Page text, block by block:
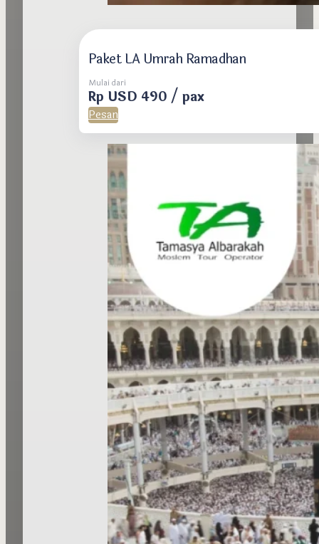
Paket LA Umrah Ramadhan
Mulai dari
Rp USD 490 / pax
Pesan